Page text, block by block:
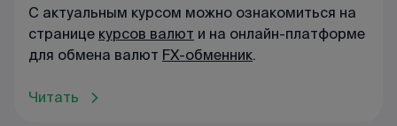
С актуальным курсом можно ознакомиться на
странице курсов валют и на онлайн-платформе
для обмена валют FX-обменник.
Читать